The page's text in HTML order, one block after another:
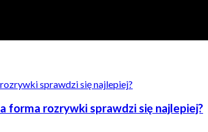
forma rozrywki sprawdzi się najlepiej?